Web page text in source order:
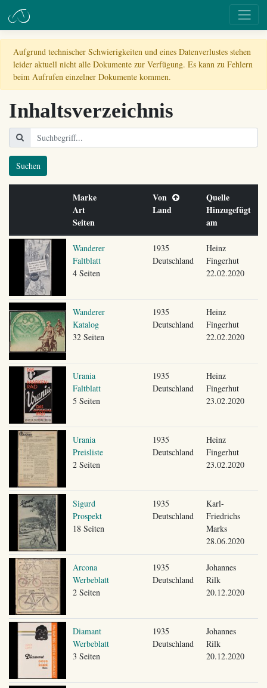
Aufgrund technischer Schwierigkeiten und eines Datenverlustes stehen
leider aktuell nicht alle Dokumente zur Verfügung. Es kann zu Fehlern
beim Aufrufen einzelner Dokumente kommen.
Inhaltsverzeichnis
Suchen
Marke
Art
Seiten
Von
Land
Quelle
Hinzugefügt
am
Wanderer
Faltblatt
4 Seiten
1935
Deutschland
Heinz
Fingerhut
22.02.2020
Wanderer
Katalog
32 Seiten
1935
Deutschland
Heinz
Fingerhut
22.02.2020
Urania
Faltblatt
5 Seiten
1935
Deutschland
Heinz
Fingerhut
23.02.2020
Urania
Preisliste
2 Seiten
1935
Deutschland
Heinz
Fingerhut
23.02.2020
Sigurd
Prospekt
18 Seiten
1935
Deutschland
Karl-
Friedrichs
Marks
28.06.2020
Arcona
Werbeblatt
2 Seiten
1935
Deutschland
Johannes
Rilk
20.12.2020
Diamant
Werbeblatt
3 Seiten
1935
Deutschland
Johannes
Rilk
20.12.2020